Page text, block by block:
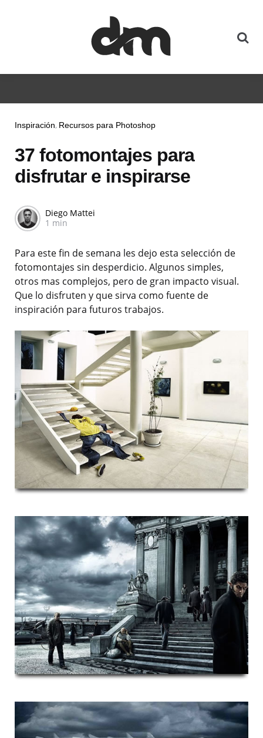
Inspiración Recursos para Photoshop
37 fotomontajes para
disfrutar e inspirarse
Diego Mattei
1 min
Para este fin de semana les dejo esta selección de
fotomontajes sin desperdicio. Algunos simples,
otros mas complejos, pero de gran impacto visual.
Que lo disfruten y que sirva como fuente de
inspiración para futuros trabajos.